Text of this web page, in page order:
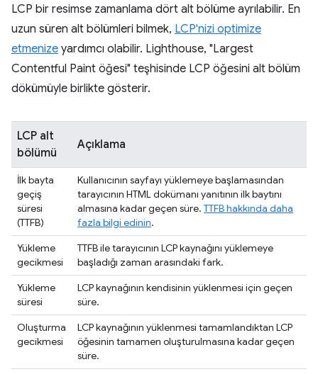
LCP bir resimse zamanlama dört alt bölüme ayrılabilir. En
uzun süren alt bölümleri bilmek, LCP'nizi optimize
etmenize yardımcı olabilir. Lighthouse, "Largest
Contentful Paint öğesi" teşhisinde LCP öğesini alt bölüm
dökümüyle birlikte gösterir.
LCP alt
bölümü
Açıklama
İlk bayta
geçiş
süresi
(TTFB)
Kullanıcının sayfayı yüklemeye başlamasından
tarayıcının HTML dokümanı yanıtının ilk baytını
almasına kadar geçen süre. TTFB hakkında daha
fazla bilgi edinin.
Yükleme
gecikmesi
TTFB ile tarayıcının LCP kaynağını yüklemeye
başladığı zaman arasındaki fark.
Yükleme
süresi
LCP kaynağının kendisinin yüklenmesi için geçen
süre.
Oluşturma
gecikmesi
LCP kaynağının yüklenmesi tamamlandıktan LCP
öğesinin tamamen oluşturulmasına kadar geçen
süre.